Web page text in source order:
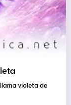
violeta de